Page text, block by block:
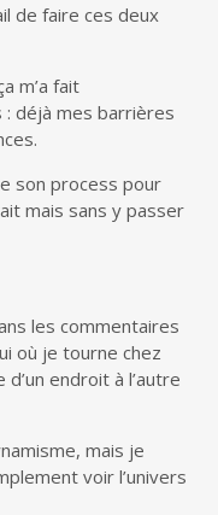
de faire ces deux
m’a fait
déjà mes barrières
son process pour
mais sans y passer
les commentaires
où je tourne chez
endroit à l’autre
mais je
voir l’univers